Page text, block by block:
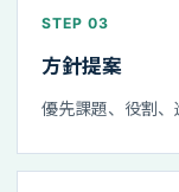
STEP 03
方針提案
優先課題、役割、